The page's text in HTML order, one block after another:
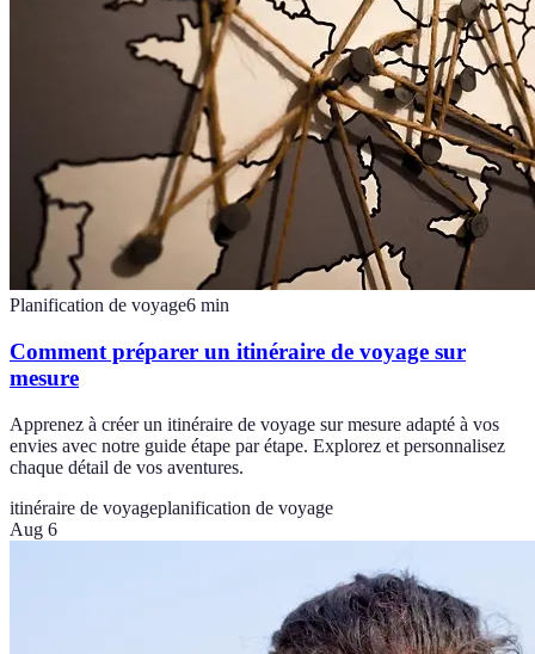
Planification de voyage6 min
Comment préparer un itinéraire de voyage sur
mesure
Apprenez à créer un itinéraire de voyage sur mesure adapté à vos
envies avec notre guide étape par étape. Explorez et personnalisez
chaque détail de vos aventures.
itinéraire de voyageplanification de voyage
Aug 6